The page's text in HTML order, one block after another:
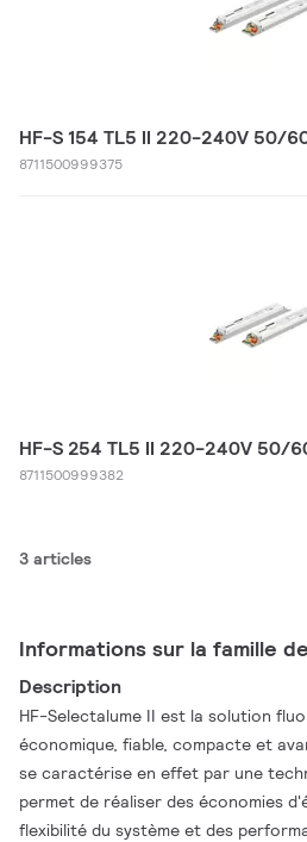
HF-S 154 TL5 II 220-240V 50/
8711500999375
HF-S 254 TL5 II 220-240V 50/
8711500999382
3 articles
Informations sur la famille
Description
HF-Selectalume II est la solution
économique, fiable, compacte et
se caractérise en effet par une
permet de réaliser des économies
flexibilité du système et des